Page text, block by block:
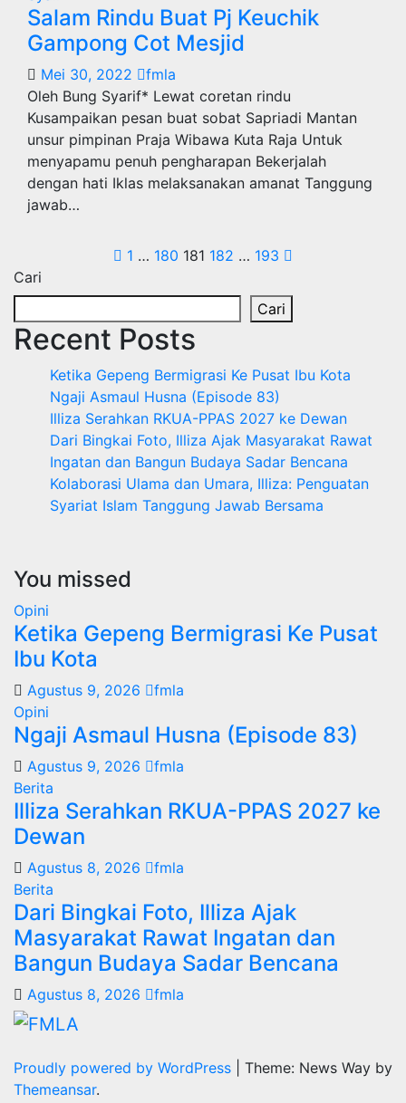
Salam Rindu Buat Pj Keuchik
Gampong Cot Mesjid
Mei 30, 2022
fmla
Oleh Bung Syarif* Lewat coretan rindu
Kusampaikan pesan buat sobat Sapriadi Mantan
unsur pimpinan Praja Wibawa Kuta Raja Untuk
menyapamu penuh pengharapan Bekerjalah
dengan hati Iklas melaksanakan amanat Tanggung
jawab…
Paginasi
pos
1 … 180 181 182 … 193
Cari
Cari
Recent Posts
Ketika Gepeng Bermigrasi Ke Pusat Ibu Kota
Ngaji Asmaul Husna (Episode 83)
Illiza Serahkan RKUA-PPAS 2027 ke Dewan
Dari Bingkai Foto, Illiza Ajak Masyarakat Rawat
Ingatan dan Bangun Budaya Sadar Bencana
Kolaborasi Ulama dan Umara, Illiza: Penguatan
Syariat Islam Tanggung Jawab Bersama
You missed
Opini
Ketika Gepeng Bermigrasi Ke Pusat
Ibu Kota
Agustus 9, 2026
fmla
Opini
Ngaji Asmaul Husna (Episode 83)
Agustus 9, 2026
fmla
Berita
Illiza Serahkan RKUA-PPAS 2027 ke
Dewan
Agustus 8, 2026
fmla
Berita
Dari Bingkai Foto, Illiza Ajak
Masyarakat Rawat Ingatan dan
Bangun Budaya Sadar Bencana
Agustus 8, 2026 fmla
Proudly powered by WordPress
Theme: News Way by
Themeansar.